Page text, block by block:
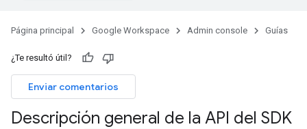
Página principal Google Workspace Admin console Guías
¿Te resultó útil?
Enviar comentarios
Descripción general de la API del SDK